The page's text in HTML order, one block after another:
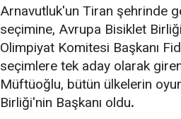
Arnavutluk'un Tiran şehrinde
seçimine, Avrupa Bisiklet
Olimpiyat Komitesi Başkanı
seçimlere tek aday olarak
Müftüoğlu, bütün ülkelerin
Birliği'nin Başkanı oldu.